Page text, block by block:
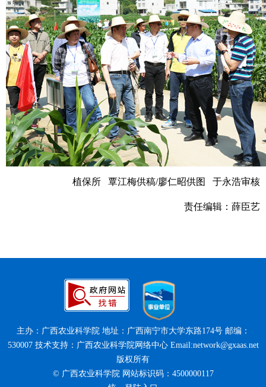
植保所 覃江梅供稿/廖仁昭供图 于永浩审核
责任编辑：薛臣艺
主办：广西农业科学院 地址：广西南宁市大学东路174号 邮编：
530007 技术支持：广西农业科学院网络中心 Email:network@gxaas.net
版权所有
© 广西农业科学院 网站标识码：4500000117